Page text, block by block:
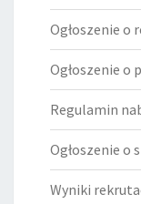
Ogłoszenie o
Ogłoszenie o
Regulamin
Ogłoszenie o
Wyniki